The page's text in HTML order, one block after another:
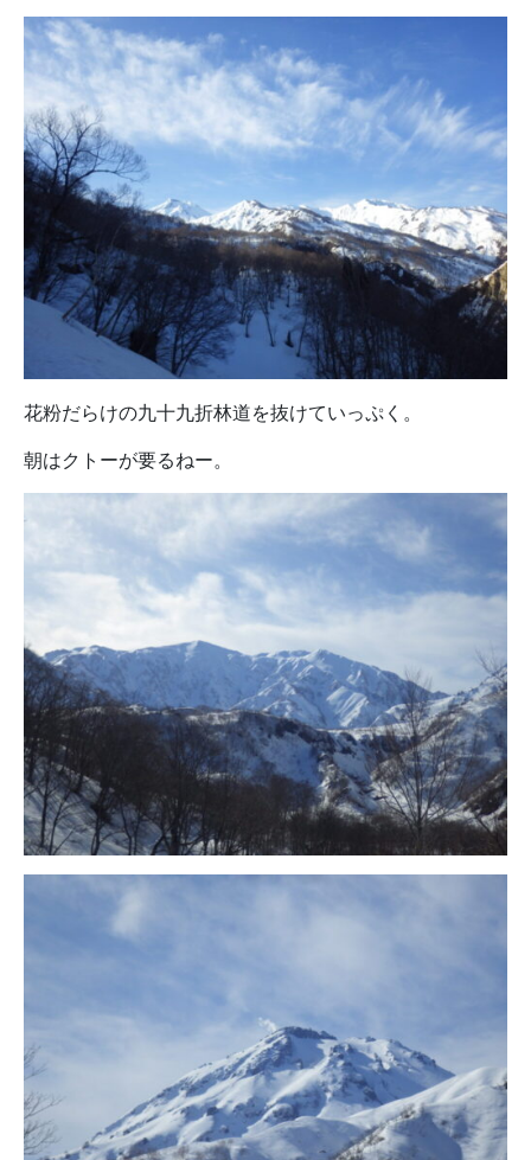
花粉だらけの九十九折林道を抜けていっぷく。
朝はクトーが要るねー。